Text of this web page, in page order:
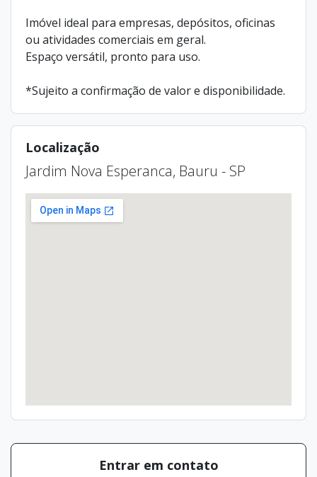
Imóvel ideal para empresas, depósitos, oficinas
ou atividades comerciais em geral.
Espaço versátil, pronto para uso.
*Sujeito a confirmação de valor e disponibilidade.
Localização
Jardim Nova Esperanca, Bauru - SP
Entrar em contato